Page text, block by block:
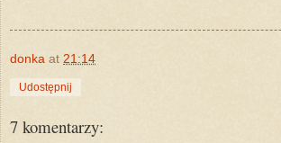
donka at 21:14
Udostępnij
7 komentarzy: